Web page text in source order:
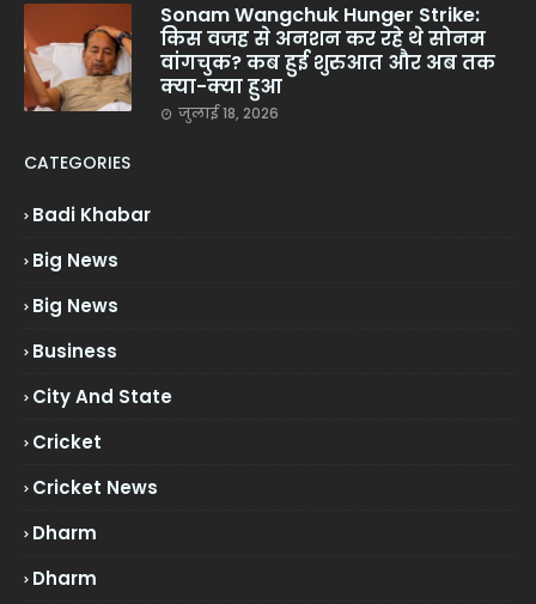
Sonam Wangchuk Hunger Strike:
किस वजह से अनशन कर रहे थे सोनम
वांगचुक? कब हुई शुरुआत और अब तक
क्या-क्या हुआ
जुलाई 18, 2026
CATEGORIES
Badi Khabar
Big News
Big News
Business
City And State
Cricket
Cricket News
Dharm
Dharm